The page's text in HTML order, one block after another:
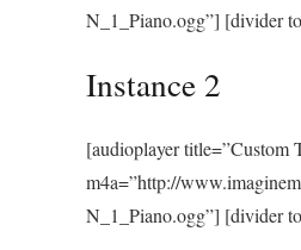
N_1_Piano.ogg”] [divider
Instance 2
[audioplayer title=”Custom
m4a=”http://
N_1_Piano.ogg”] [divider